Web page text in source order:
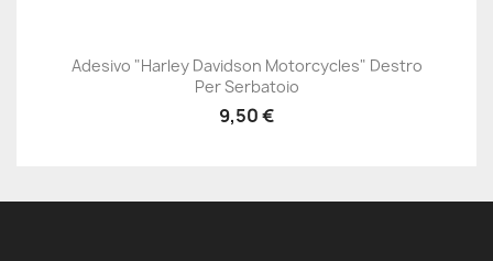
Adesivo "Harley Davidson Motorcycles" Destro
Per Serbatoio
9,50 €